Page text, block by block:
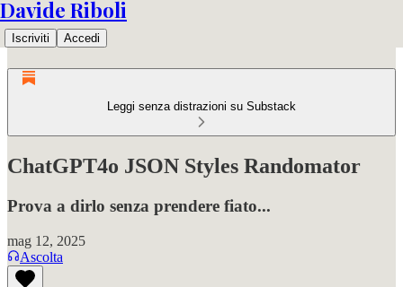
Davide Riboli
Iscriviti Accedi
Leggi senza distrazioni su Substack
ChatGPT4o JSON Styles Randomator
Prova a dirlo senza prendere fiato...
mag 12, 2025
Ascolta